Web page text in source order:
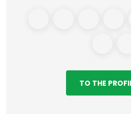
TO THE